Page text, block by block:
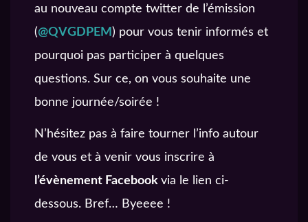
au nouveau compte twitter de l’émission
(@QVGDPEM ) pour vous tenir informés et
pourquoi pas participer à quelques
questions. Sur ce, on vous souhaite une
bonne journée/soirée !
N’hésitez pas à faire tourner l’info autour
de vous et à venir vous inscrire à
l’évènement Facebook via le lien ci-
dessous. Bref… Byeeee !